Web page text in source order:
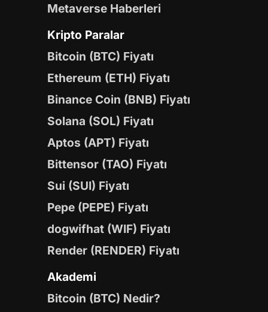
Metaverse Haberleri
Kripto Paralar
Bitcoin (BTC) Fiyatı
Ethereum (ETH) Fiyatı
Binance Coin (BNB) Fiyatı
Solana (SOL) Fiyatı
Aptos (APT) Fiyatı
Bittensor (TAO) Fiyatı
Sui (SUI) Fiyatı
Pepe (PEPE) Fiyatı
dogwifhat (WIF) Fiyatı
Render (RENDER) Fiyatı
Akademi
Bitcoin (BTC) Nedir?